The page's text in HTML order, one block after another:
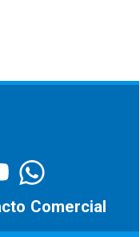
Comercial